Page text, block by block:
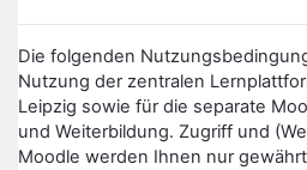
Die folgenden
Nutzung der zentralen
Leipzig sowie für die separate
und Weiterbildung. Zugriff und
Moodle werden Ihnen nur